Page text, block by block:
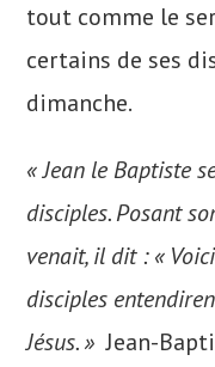
tout comme le
certains de ses
dimanche.
« Jean le Baptiste
disciples. Posant
venait, il dit : «
disciples
Jésus. » Jean-